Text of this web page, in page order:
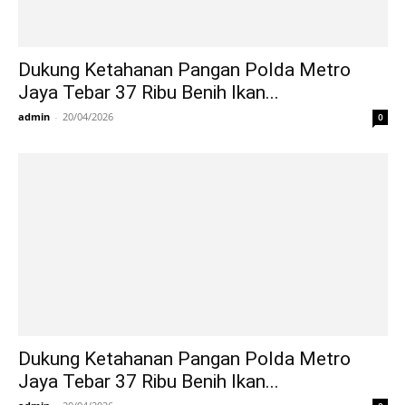
Dukung Ketahanan Pangan Polda Metro
Jaya Tebar 37 Ribu Benih Ikan...
admin - 20/04/2026 0
Dukung Ketahanan Pangan Polda Metro
Jaya Tebar 37 Ribu Benih Ikan...